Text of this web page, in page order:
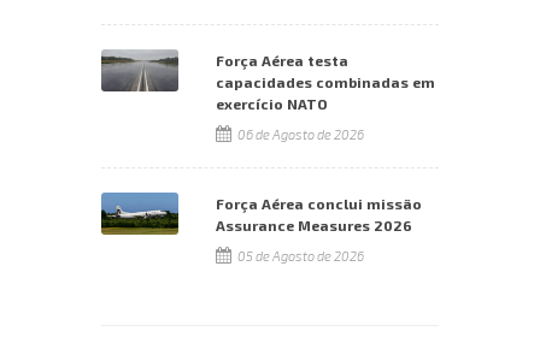
Força Aérea testa
capacidades combinadas em
exercício NATO
06 de Agosto de 2026
Força Aérea conclui missão
Assurance Measures 2026
05 de Agosto de 2026